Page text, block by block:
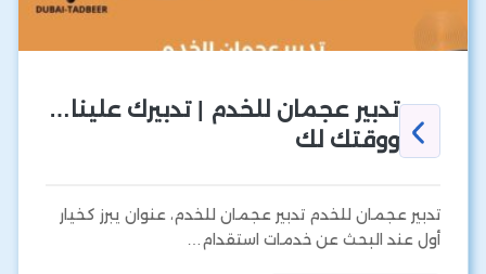
تدبير عجمان للخدم | تدبيرك علينا…
ووقتك لك
تدبير عجمان للخدم تدبير عجمان للخدم، عنوان يبرز كخيار
أول عند البحث عن خدمات استقدام…